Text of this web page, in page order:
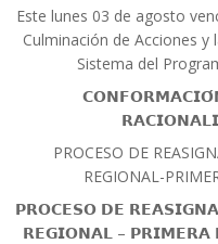
Este lunes 03 de agosto
Culminación de Acciones y
Sistema del
PROCESO DE
REGIONAL-
𝗣𝗥𝗢𝗖𝗘𝗦𝗢 𝗗𝗘
𝗥𝗘𝗚𝗜𝗢𝗡𝗔𝗟 – 𝗣𝗥𝗜𝗠𝗘𝗥𝗔